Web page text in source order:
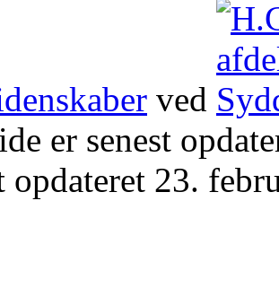
ved
er senest
opdateret 23.